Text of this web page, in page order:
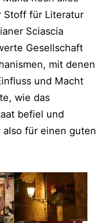
Stoff für Literatur
Sciascia
Gesellschaft
mit denen
und Macht
wie das
befiel und
für einen guten